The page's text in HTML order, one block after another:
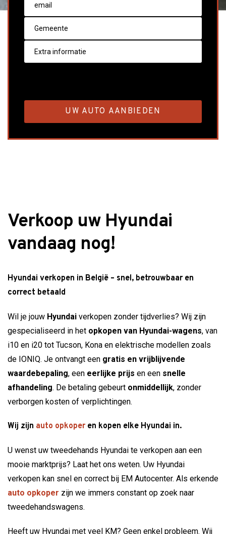
Verkoop uw Hyundai
vandaag nog!
Hyundai verkopen in België – snel, betrouwbaar en
correct betaald
Wil je jouw Hyundai verkopen zonder tijdverlies? Wij zijn
gespecialiseerd in het opkopen van Hyundai-wagens, van
i10 en i20 tot Tucson, Kona en elektrische modellen zoals
de IONIQ. Je ontvangt een gratis en vrijblijvende
waardebepaling, een eerlijke prijs en een snelle
afhandeling. De betaling gebeurt onmiddellijk, zonder
verborgen kosten of verplichtingen.
Wij zijn auto opkoper en kopen elke Hyundai in.
U wenst uw tweedehands Hyundai te verkopen aan een
mooie marktprijs? Laat het ons weten. Uw Hyundai
verkopen kan snel en correct bij EM Autocenter. Als erkende
auto opkoper zijn we immers constant op zoek naar
tweedehandswagens.
Heeft uw Hyundai met veel KM? Geen enkel probleem. Wij